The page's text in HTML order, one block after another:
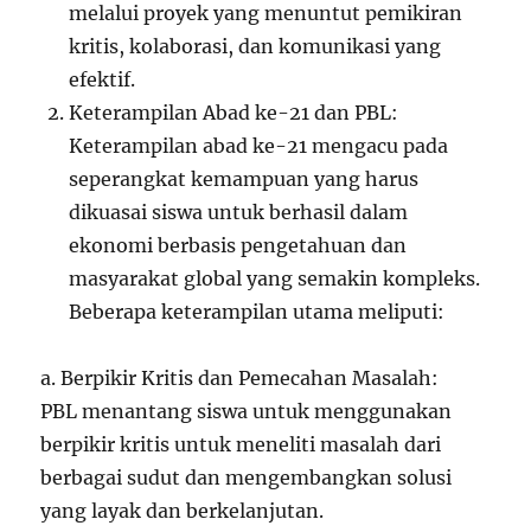
melalui proyek yang menuntut pemikiran
kritis, kolaborasi, dan komunikasi yang
efektif.
Keterampilan Abad ke-21 dan PBL:
Keterampilan abad ke-21 mengacu pada
seperangkat kemampuan yang harus
dikuasai siswa untuk berhasil dalam
ekonomi berbasis pengetahuan dan
masyarakat global yang semakin kompleks.
Beberapa keterampilan utama meliputi:
a. Berpikir Kritis dan Pemecahan Masalah:
PBL menantang siswa untuk menggunakan
berpikir kritis untuk meneliti masalah dari
berbagai sudut dan mengembangkan solusi
yang layak dan berkelanjutan.